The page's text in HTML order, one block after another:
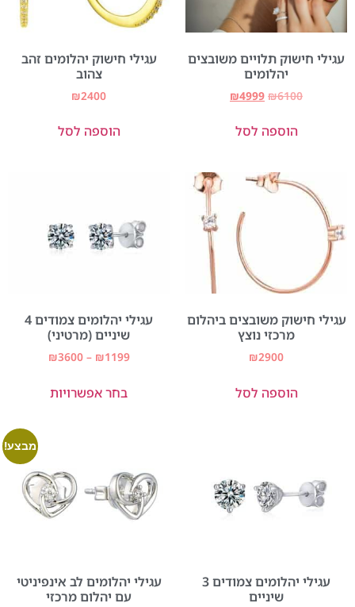
עגילי חישוק תלויים משובצים
יהלומים
₪6100
₪4999
הוספה לסל
עגילי חישוק יהלומים זהב
צהוב
₪2400
הוספה לסל
עגילי חישוק משובצים ביהלום
מרכזי נוצץ
₪2900
הוספה לסל
עגילי יהלומים צמודים 4
שיניים (מרטיני)
₪1199
–
₪3600
בחר אפשרויות
עגילי יהלומים צמודים 3
שיניים
מבצע!
עגילי יהלומים לב אינפיניטי
עם יהלום מרכזי